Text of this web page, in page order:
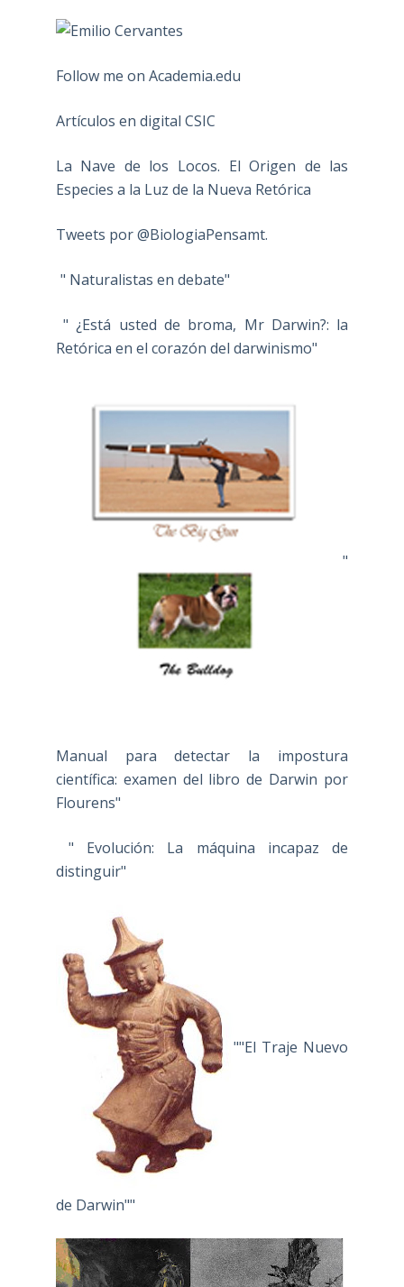
Follow me on Academia.edu
Artículos en digital CSIC
La Nave de los Locos. El Origen de las
Especies a la Luz de la Nueva Retórica
Tweets por @BiologiaPensamt.
" Naturalistas en debate"
" ¿Está usted de broma, Mr Darwin?: la
Retórica en el corazón del darwinismo"
"
Manual para detectar la impostura
científica: examen del libro de Darwin por
Flourens"
" Evolución: La máquina incapaz de
distinguir"
""El Traje Nuevo
de Darwin""